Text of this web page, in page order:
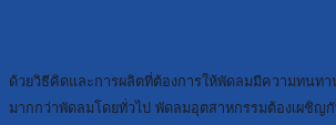
ด้วยวิธีคิดและการผลิตที่ต้องการให้พัดลมมีความทนทา
มากกว่าพัดลมโดยทั่วไป พัดลมอุตสาหกรรมต้องเผชิญ